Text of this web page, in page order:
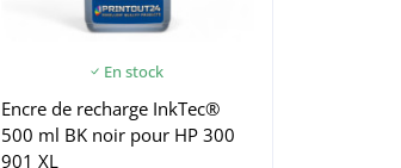
En stock
Encre de recharge InkTec®
500 ml BK noir pour HP 300
901 XL